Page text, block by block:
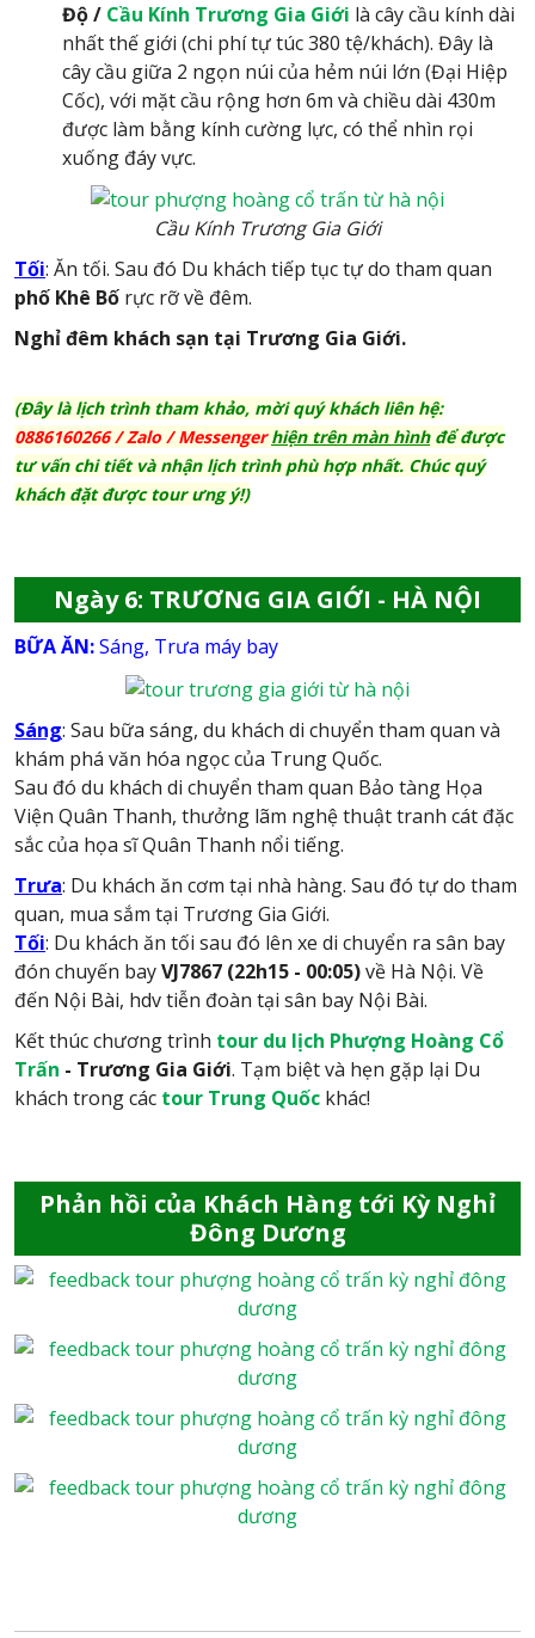
Độ / Cầu Kính Trương Gia Giới là cây cầu kính dài
nhất thế giới (chi phí tự túc 380 tệ/khách). Đây là
cây cầu giữa 2 ngọn núi của hẻm núi lớn (Đại Hiệp
Cốc), với mặt cầu rộng hơn 6m và chiều dài 430m
được làm bằng kính cường lực, có thể nhìn rọi
xuống đáy vực.
Cầu Kính Trương Gia Giới
Tối: Ăn tối. Sau đó Du khách tiếp tục tự do tham quan
phố Khê Bố rực rỡ về đêm.
Nghỉ đêm khách sạn tại Trương Gia Giới.
(Đây là lịch trình tham khảo, mời quý khách liên hệ:
0886160266 / Zalo / Messengerhiện trên màn hình để được
tư vấn chi tiết và nhận lịch trình phù hợp nhất. Chúc quý
khách đặt được tour ưng ý!)
Ngày 6: TRƯƠNG GIA GIỚI - HÀ NỘI
BỮA ĂN:Sáng, Trưa máy bay
Sáng: Sau bữa sáng, du khách di chuyển tham quan và
khám phá văn hóa ngọc của Trung Quốc.
Sau đó du khách di chuyển tham quan Bảo tàng Họa
Viện Quân Thanh, thưởng lãm nghệ thuật tranh cát đặc
sắc của họa sĩ Quân Thanh nổi tiếng.
Trưa: Du khách ăn cơm tại nhà hàng. Sau đó tự do tham
quan, mua sắm tại Trương Gia Giới.
Tối: Du khách ăn tối sau đó lên xe di chuyển ra sân bay
đón chuyến bayVJ7867 (22h15 - 00:05)về Hà Nội. Về
đến Nội Bài, hdv tiễn đoàn tại sân bay Nội Bài.
Kết thúc chương trình tour du lịch Phượng Hoàng Cổ
Trấn - Trương Gia Giới. Tạm biệt và hẹn gặp lại Du
khách trong các tour Trung Quốc khác!
Phản hồi của Khách Hàng tới Kỳ Nghỉ
Đông Dương